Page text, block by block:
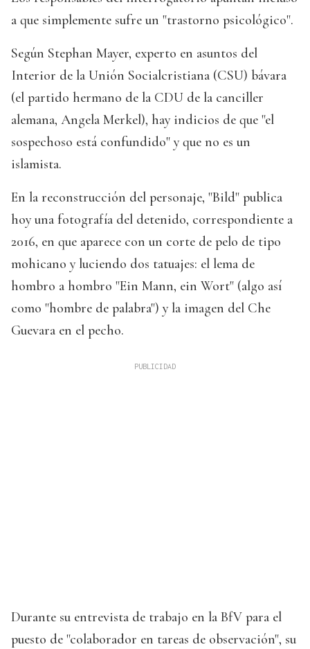
a que simplemente sufre un "trastorno psicológico".
Según Stephan Mayer, experto en asuntos del
Interior de la Unión Socialcristiana (CSU) bávara
(el partido hermano de la CDU de la canciller
alemana, Angela Merkel), hay indicios de que "el
sospechoso está confundido" y que no es un
islamista.
En la reconstrucción del personaje, "Bild" publica
hoy una fotografía del detenido, correspondiente a
2016, en que aparece con un corte de pelo de tipo
mohicano y luciendo dos tatuajes: el lema de
hombro a hombro "Ein Mann, ein Wort" (algo así
como "hombre de palabra") y la imagen del Che
Guevara en el pecho.
Durante su entrevista de trabajo en la BfV para el
puesto de "colaborador en tareas de observación", su